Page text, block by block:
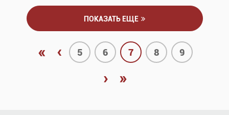
ПОКАЗАТЬ ЕЩЕ
« ‹ 5 6 7 8 9
› »